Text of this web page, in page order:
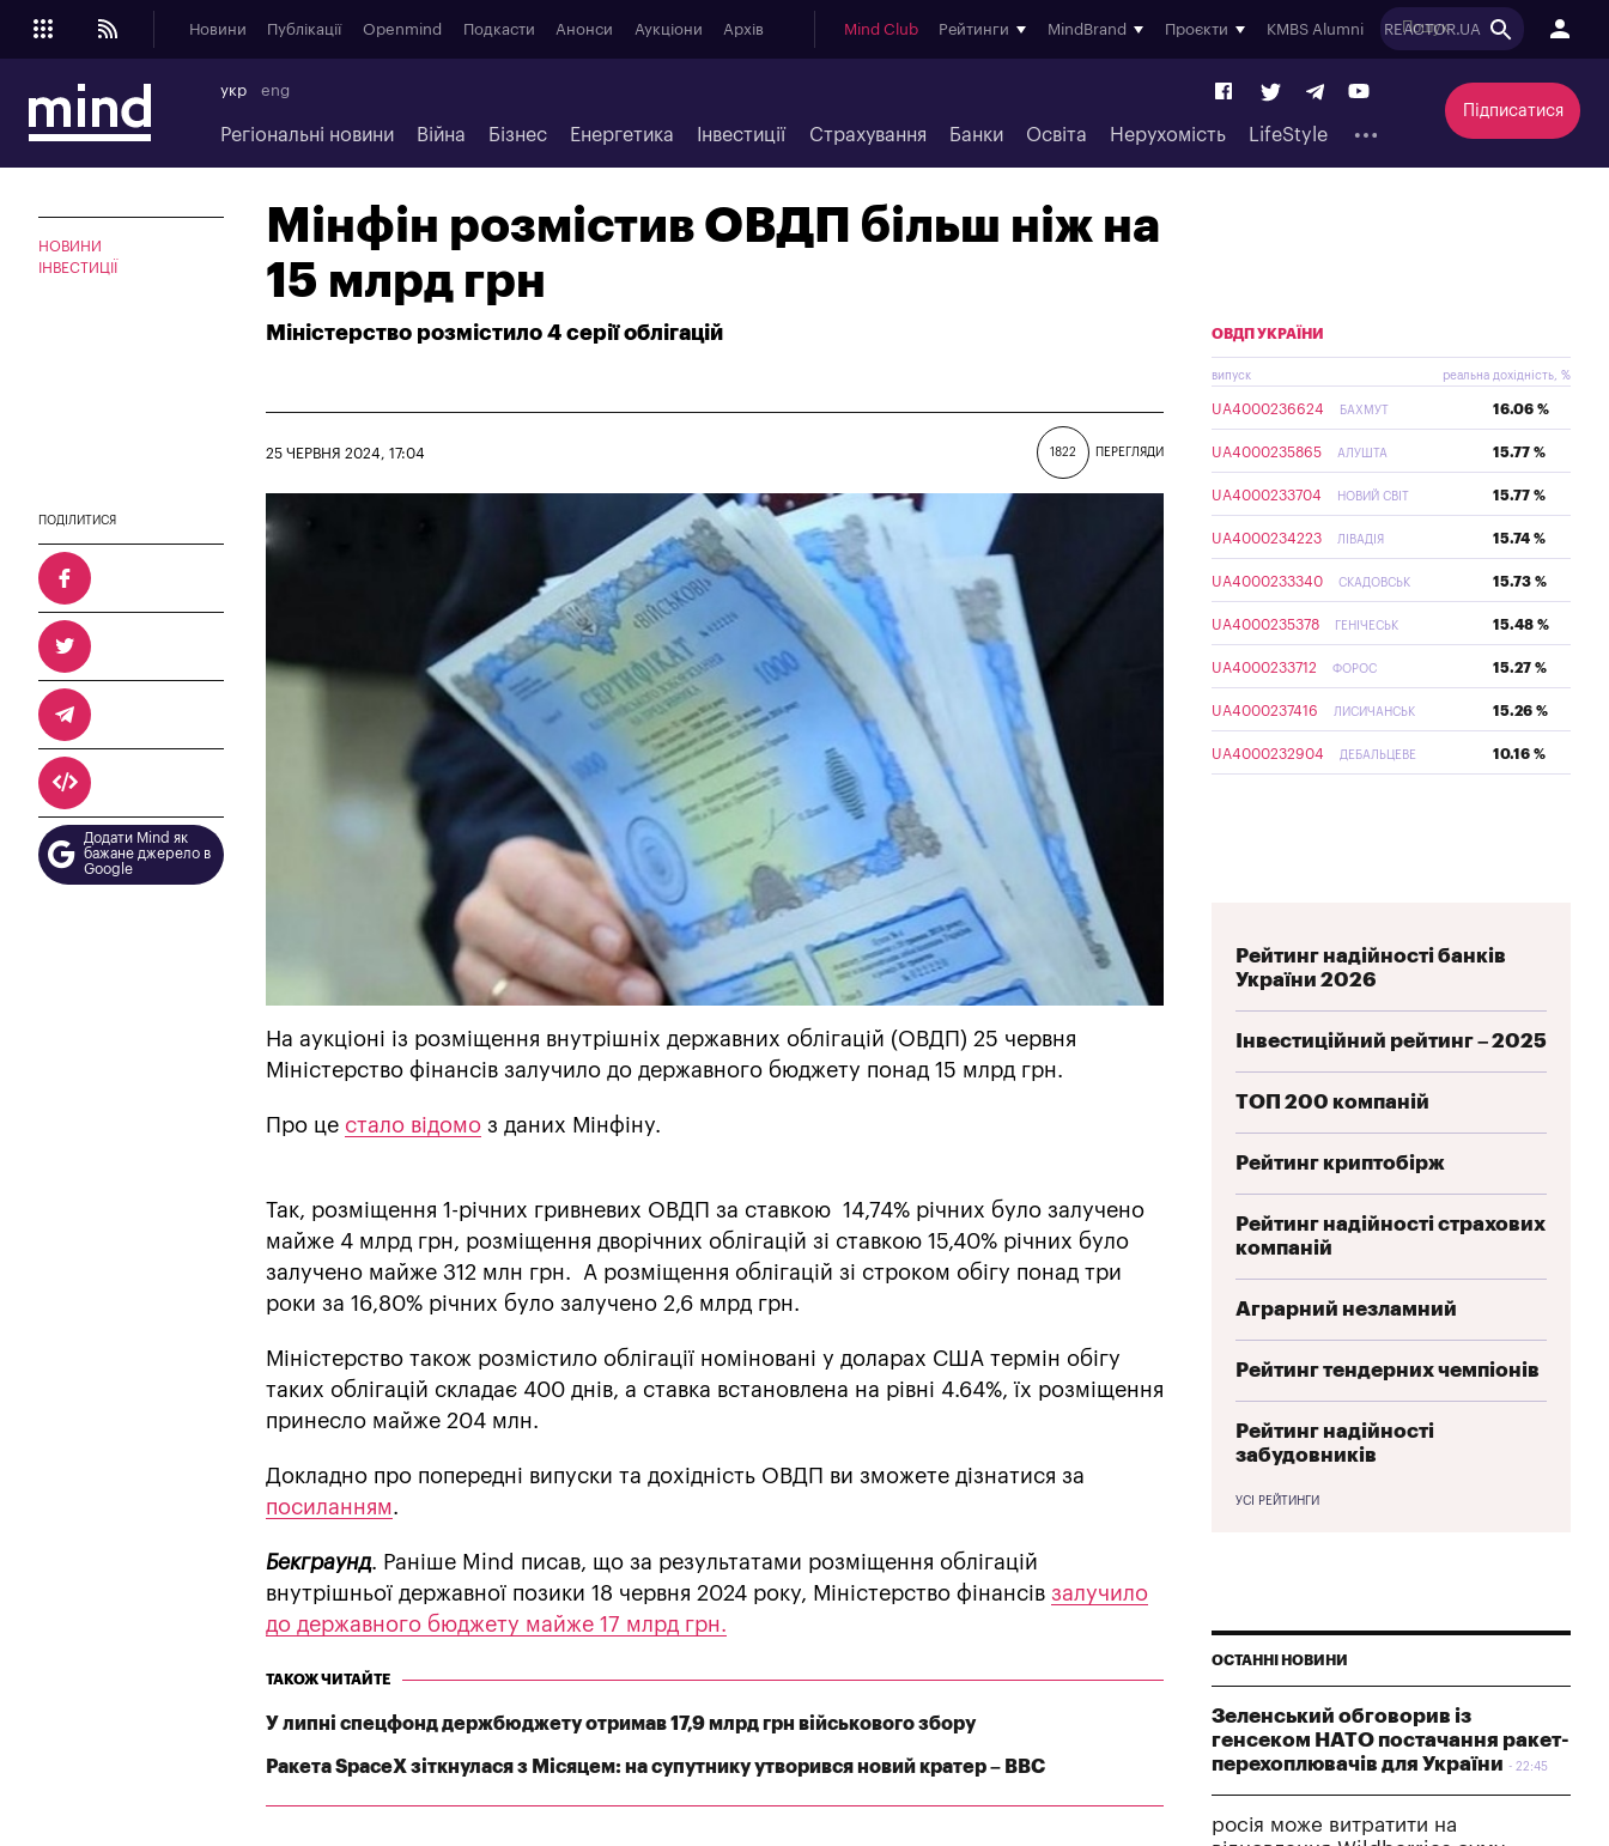
Новини Публікації Openmind Подкасти Анонси Аукціони Архів Mind Club Рейтинги MindBrand Проєкти KMBS Alumni REACTOR.UA
укр eng
Регіональні новини Війна Бізнес Енергетика Інвестиції Страхування Банки Освіта Нерухомість LifeStyle
Підписатися
НОВИНИ
ІНВЕСТИЦІЇ
Мінфін розмістив ОВДП більш ніж на
15 млрд грн
Міністерство розмістило 4 серії облігацій
1822 ПЕРЕГЛЯДИ
25 ЧЕРВНЯ 2024, 17:04
ПОДІЛИТИСЯ
Додати Mind як
бажане джерело в
Google
На аукціоні із розміщення внутрішніх державних облігацій (ОВДП) 25 червня
Міністерство фінансів залучило до державного бюджету понад 15 млрд грн.
Про це стало відомо з даних Мінфіну.
Так, розміщення 1-річних гривневих ОВДП за ставкою 14,74% річних було залучено
майже 4 млрд грн, розміщення дворічних облігацій зі ставкою 15,40% річних було
залучено майже 312 млн грн. А розміщення облігацій зі строком обігу понад три
роки за 16,80% річних було залучено 2,6 млрд грн.
Міністерство також розмістило облігації номіновані у доларах США термін обігу
таких облігацій складає 400 днів, а ставка встановлена на рівні 4.64%, їх розміщення
принесло майже 204 млн.
Докладно про попередні випуски та дохідність ОВДП ви зможете дізнатися за
посиланням.
Бекграунд. Раніше Mind писав, що за результатами розміщення облігацій
внутрішньої державної позики 18 червня 2024 року, Міністерство фінансів залучило
до державного бюджету майже 17 млрд грн.
ТАКОЖ ЧИТАЙТЕ
У липні спецфонд держбюджету отримав 17,9 млрд грн військового збору
Ракета SpaceX зіткнулася з Місяцем: на супутнику утворився новий кратер – BBC
ОВДП УКРАЇНИ
випуск реальна дохідність, %
UA4000236624 БАХМУТ 16.06 %
UA4000235865 АЛУШТА 15.77 %
UA4000233704 НОВИЙ СВІТ 15.77 %
UA4000234223 ЛІВАДІЯ 15.74 %
UA4000233340 СКАДОВСЬК 15.73 %
UA4000235378 ГЕНІЧЕСЬК 15.48 %
UA4000233712 ФОРОС 15.27 %
UA4000237416 ЛИСИЧАНСЬК 15.26 %
UA4000232904 ДЕБАЛЬЦЕВЕ 10.16 %
Рейтинг надійності банків
України 2026
Інвестиційний рейтинг – 2025
ТОП 200 компаній
Рейтинг криптобірж
Рейтинг надійності страхових
компаній
Аграрний незламний
Рейтинг тендерних чемпіонів
Рейтинг надійності
забудовників
УСІ РЕЙТИНГИ
ОСТАННІ НОВИНИ
Зеленський обговорив із
генсеком НАТО постачання ракет-
перехоплювачів для України
22:45
росія може витратити на